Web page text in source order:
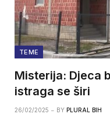
TEME
Misterija: Djeca
istraga se širi
26/02/2025 BY PLURAL BIH